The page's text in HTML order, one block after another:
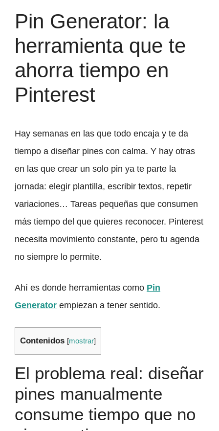
Pin Generator: la
herramienta que te
ahorra tiempo en
Pinterest
Hay semanas en las que todo encaja y te da
tiempo a diseñar pines con calma. Y hay otras
en las que crear un solo pin ya te parte la
jornada: elegir plantilla, escribir textos, repetir
variaciones… Tareas pequeñas que consumen
más tiempo del que quieres reconocer. Pinterest
necesita movimiento constante, pero tu agenda
no siempre lo permite.
Ahí es donde herramientas como Pin
Generator empiezan a tener sentido.
Contenidos [mostrar]
El problema real: diseñar
pines manualmente
consume tiempo que no